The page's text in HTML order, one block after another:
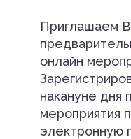
Приглашаем
онлайн
накануне дня
мероприятия
электронную